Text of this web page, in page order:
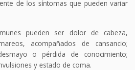
de los síntomas que pueden variar
pueden ser dolor de cabeza,
acompañados de cansancio;
o pérdida de conocimiento;
y estado de coma.